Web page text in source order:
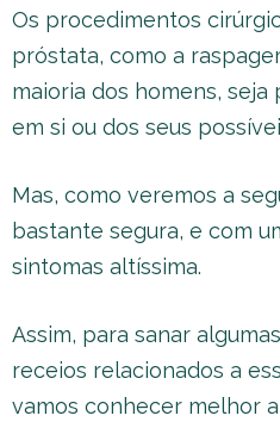
Os procedimentos
próstata, como a
maioria dos homens,
em si ou dos seus
Mas, como veremos a
bastante segura, e com
sintomas altíssima.
Assim, para sanar
receios relacionados a
vamos conhecer melhor